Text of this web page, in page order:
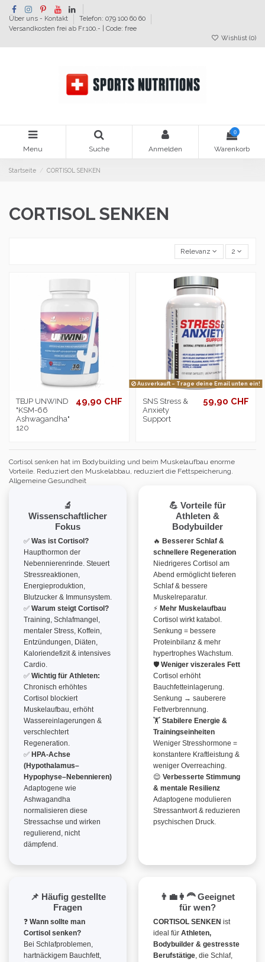
Über uns - Kontakt
Telefon: 079 100 60 60
Versandkosten frei ab Fr.100.- | Code: free
Wishlist (0)
Menu Suche Anmelden
0
Warenkorb
Startseite CORTISOL SENKEN
CORTISOL SENKEN
Relevanz 2
TBJP UNWIND
"KSM-66
Ashwagandha"
120
49,90 CHF
Ausverkauft – Trage deine Email unten ein!
SNS Stress &
Anxiety
Support
59,90 CHF
Cortisol senken hat im Bodybuilding und beim Muskelaufbau enorme
Vorteile. Reduziert den Muskelabbau, reduziert die Fettspeicherung.
Allgemeine Gesundheit
🔬
Wissenschaftlicher
Fokus
✅ Was ist Cortisol?
Haupthormon der
Nebennierenrinde. Steuert
Stressreaktionen,
Energieproduktion,
Blutzucker & Immunsystem.
✅ Warum steigt Cortisol?
Training, Schlafmangel,
mentaler Stress, Koffein,
Entzündungen, Diäten,
Kaloriendefizit & intensives
Cardio.
✅ Wichtig für Athleten:
Chronisch erhöhtes
Cortisol blockiert
Muskelaufbau, erhöht
Wassereinlagerungen &
verschlechtert
Regeneration.
✅ HPA-Achse
(Hypothalamus–
Hypophyse–Nebennieren)
Adaptogene wie
Ashwagandha
normalisieren diese
Stressachse und wirken
regulierend, nicht
dämpfend.
💪 Vorteile für
Athleten &
Bodybuilder
🔥 Besserer Schlaf &
schnellere Regeneration
Niedrigeres Cortisol am
Abend ermöglicht tieferen
Schlaf & bessere
Muskelreparatur.
⚡ Mehr Muskelaufbau
Cortisol wirkt katabol.
Senkung = bessere
Proteinbilanz & mehr
hypertrophes Wachstum.
🛡 Weniger viszerales Fett
Cortisol erhöht
Bauchfetteinlagerung.
Senkung → sauberere
Fettverbrennung.
🏋️ Stabilere Energie &
Trainingseinheiten
Weniger Stresshormone =
konstantere Kraftleistung &
weniger Overreaching.
😌 Verbesserte Stimmung
& mentale Resilienz
Adaptogene modulieren
Stressantwort & reduzieren
psychischen Druck.
📌 Häufig gestellte
Fragen
❓ Wann sollte man
Cortisol senken?
Bei Schlafproblemen,
hartnäckigem Bauchfett,
👨‍💼👩‍🦰 Geeignet
für wen?
CORTISOL SENKEN ist
ideal für Athleten,
Bodybuilder & gestresste
Berufstätige, die Schlaf,